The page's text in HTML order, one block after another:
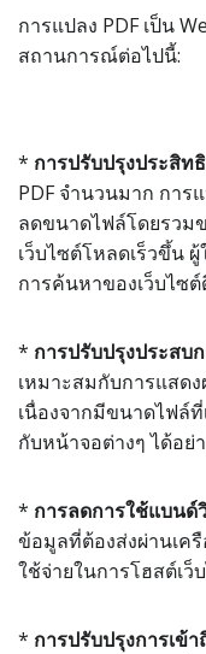
การแปลง PDF เป็น
สถานการณ์ต่อไปนี้:
* การปรับปรุงประสิท
PDF จำนวนมาก การ
ลดขนาดไฟล์โดยรวม
เว็บไซต์โหลดเร็วขึ้น
การค้นหาของเว็บไซ
* การปรับปรุงประส
เหมาะสมกับการแสด
เนื่องจากมีขนาดไฟล์
กับหน้าจอต่างๆ ได้อย่
* การลดการใช้แบนด์
ข้อมูลที่ต้องส่งผ่านเค
ใช้จ่ายในการโฮสต์เว็
* การปรับปรุงการเข้า